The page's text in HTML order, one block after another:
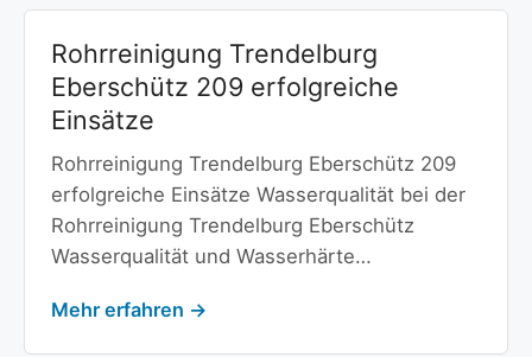
Rohrreinigung Trendelburg
Eberschütz 209 erfolgreiche
Einsätze
Rohrreinigung Trendelburg Eberschütz 209
erfolgreiche Einsätze Wasserqualität bei der
Rohrreinigung Trendelburg Eberschütz
Wasserqualität und Wasserhärte…
Mehr erfahren →